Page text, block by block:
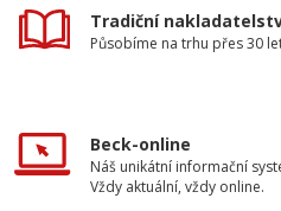
Tradiční
Působíme na trhu přes 30
Beck-online
Náš unikátní informační
Vždy aktuální, vždy online.